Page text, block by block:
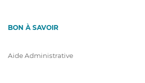
BON À SAVOIR
Aide Administrative